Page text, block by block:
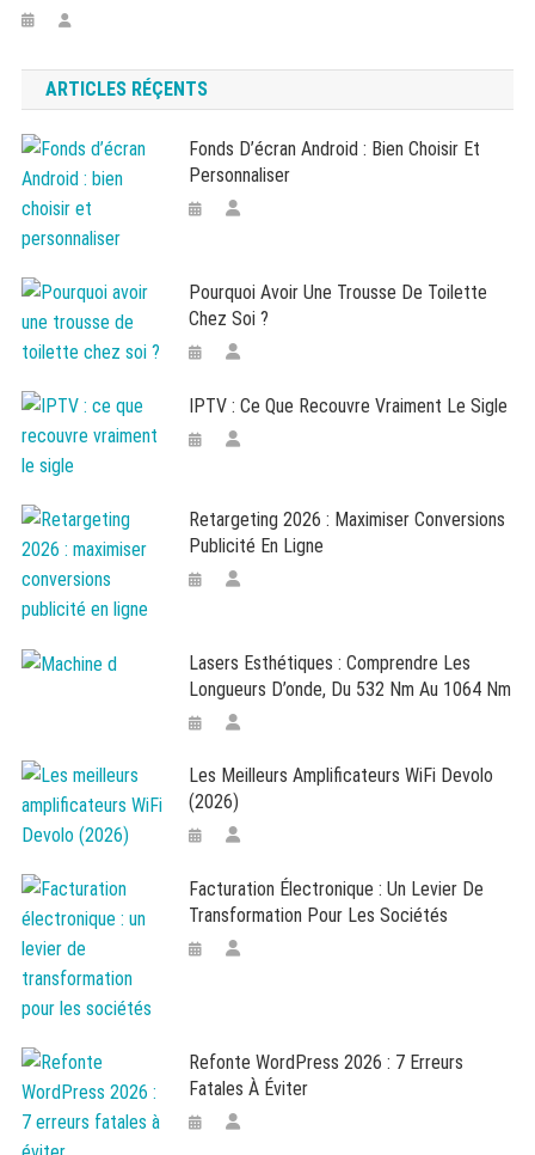
ARTICLES RÉÇENTS
Fonds D’écran Android : Bien Choisir Et
Personnaliser
Pourquoi Avoir Une Trousse De Toilette
Chez Soi ?
IPTV : Ce Que Recouvre Vraiment Le Sigle
Retargeting 2026 : Maximiser Conversions
Publicité En Ligne
Lasers Esthétiques : Comprendre Les
Longueurs D’onde, Du 532 Nm Au 1064 Nm
Les Meilleurs Amplificateurs WiFi Devolo
(2026)
Facturation Électronique : Un Levier De
Transformation Pour Les Sociétés
Refonte WordPress 2026 : 7 Erreurs
Fatales À Éviter